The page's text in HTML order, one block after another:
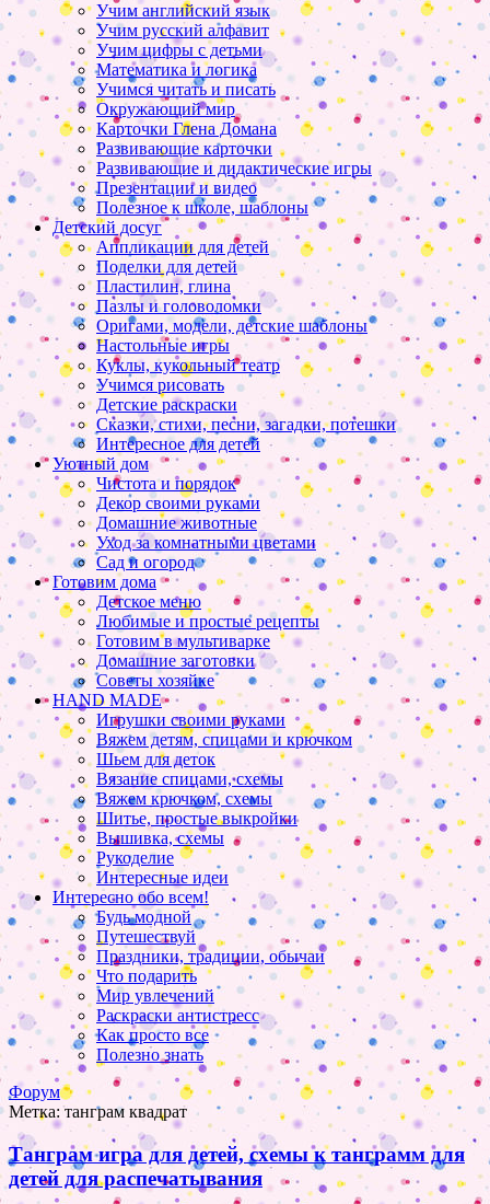
Учим английский язык
Учим русский алфавит
Учим цифры с детьми
Математика и логика
Учимся читать и писать
Окружающий мир
Карточки Глена Домана
Развивающие карточки
Развивающие и дидактические игры
Презентации и видео
Полезное к школе, шаблоны
Детский досуг
Аппликации для детей
Поделки для детей
Пластилин, глина
Пазлы и головоломки
Оригами, модели, детские шаблоны
Настольные игры
Куклы, кукольный театр
Учимся рисовать
Детские раскраски
Сказки, стихи, песни, загадки, потешки
Интересное для детей
Уютный дом
Чистота и порядок
Декор своими руками
Домашние животные
Уход за комнатными цветами
Сад и огород
Готовим дома
Детское меню
Любимые и простые рецепты
Готовим в мультиварке
Домашние заготовки
Советы хозяйке
HAND MADE
Игрушки своими руками
Вяжем детям, спицами и крючком
Шьем для деток
Вязание спицами, схемы
Вяжем крючком, схемы
Шитье, простые выкройки
Вышивка, схемы
Рукоделие
Интересные идеи
Интересно обо всем!
Будь модной
Путешествуй
Праздники, традиции, обычаи
Что подарить
Мир увлечений
Раскраски антистресс
Как просто все
Полезно знать
Форум
Метка:танграм квадрат
Танграм игра для детей, схемы к танграмм для
детей для распечатывания